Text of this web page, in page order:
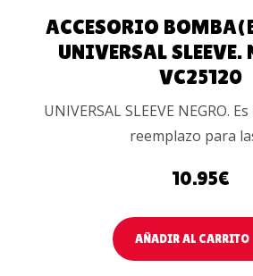
ACCESORIO
UNIVERSAL SLEEVE.
VC25120
UNIVERSAL SLEEVE NEGRO.
reemplazo para
10.95€
AÑADIR AL CARRITO